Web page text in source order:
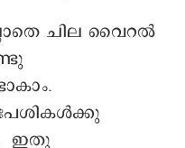
ചില വൈറൽ
ഇതു